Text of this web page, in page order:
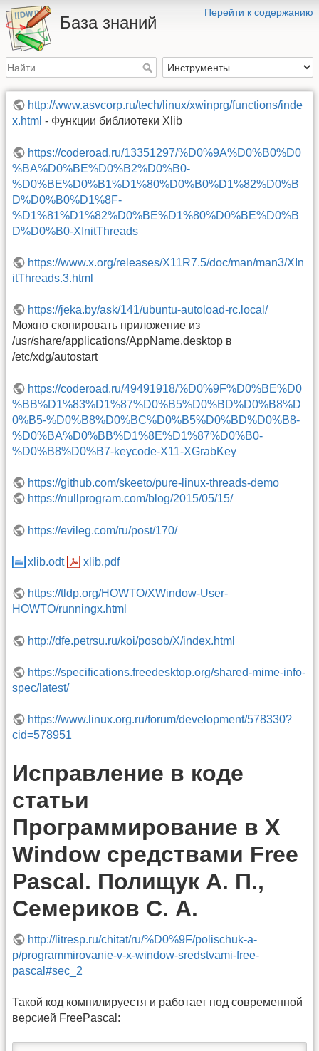
Перейти к содержанию
База знаний
http://www.asvcorp.ru/tech/linux/xwinprg/functions/inde
x.html - Функции библиотеки Xlib
https://coderoad.ru/13351297/%D0%9A%D0%B0%D0
%BA%D0%BE%D0%B2%D0%B0-
%D0%BE%D0%B1%D1%80%D0%B0%D1%82%D0%B
D%D0%B0%D1%8F-
%D1%81%D1%82%D0%BE%D1%80%D0%BE%D0%B
D%D0%B0-XInitThreads
https://www.x.org/releases/X11R7.5/doc/man/man3/XIn
itThreads.3.html
https://jeka.by/ask/141/ubuntu-autoload-rc.local/
Можно скопировать приложение из
/usr/share/applications/AppName.desktop в
/etc/xdg/autostart
https://coderoad.ru/49491918/%D0%9F%D0%BE%D0
%BB%D1%83%D1%87%D0%B5%D0%BD%D0%B8%D
0%B5-%D0%B8%D0%BC%D0%B5%D0%BD%D0%B8-
%D0%BA%D0%BB%D1%8E%D1%87%D0%B0-
%D0%B8%D0%B7-keycode-X11-XGrabKey
https://github.com/skeeto/pure-linux-threads-demo
https://nullprogram.com/blog/2015/05/15/
https://evileg.com/ru/post/170/
xlib.odt xlib.pdf
https://tldp.org/HOWTO/XWindow-User-
HOWTO/runningx.html
http://dfe.petrsu.ru/koi/posob/X/index.html
https://specifications.freedesktop.org/shared-mime-info-
spec/latest/
https://www.linux.org.ru/forum/development/578330?
cid=578951
Исправление в коде
статьи
Программирование в X
Window средствами Free
Pascal. Полищук А. П.,
Семериков С. А.
http://litresp.ru/chitat/ru/%D0%9F/polischuk-a-
p/programmirovanie-v-x-window-sredstvami-free-
pascal#sec_2
Такой код компилируестя и работает под современной
версией FreePascal: